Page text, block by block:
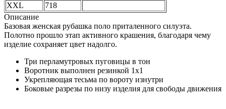
XXL
718
Описание
Базовая женская рубашка поло приталенного силуэта.
Полотно прошло этап активного крашения, благодаря чему
изделие сохраняет цвет надолго.
Три перламутровых пуговицы в тон
Воротник выполнен резинкой 1x1
Укрепляющая тесьма по вороту изнутри
Боковые разрезы по низу изделия для свободы движения